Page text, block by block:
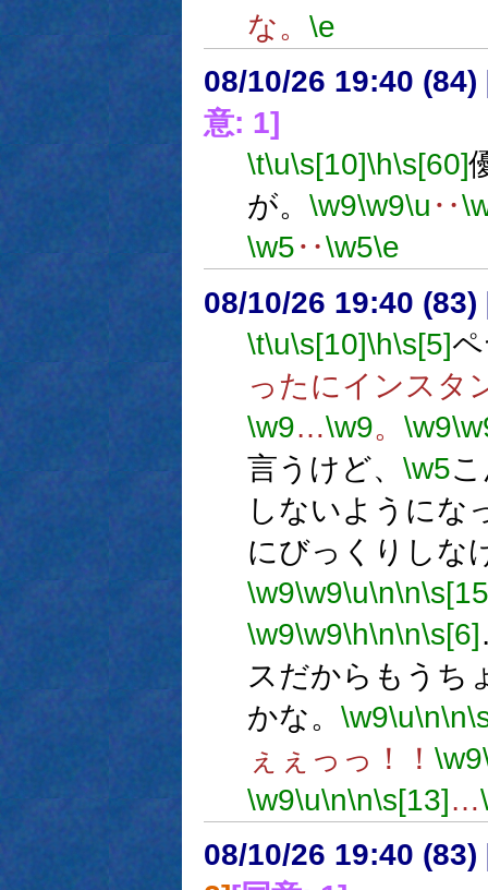
な。 \e
08/10/26 19:40 (84)
意: 1]
\t\u\s[10]\h\s[60]
が。 \w9\w9\u ‥
\w5‥\w5\e
08/10/26 19:40 (83)
\t\u\s[10]\h\s[5]
ったにインスタ
\w9…\w9。 \w9
言うけど、 \w5
しないようにな
にびっくりしな
\w9\w9\u\n\n
\w9\w9\h\n\n\s[6]
スだからもうち
かな。 \w9\u\n\n
ぇぇっっ！！ \w9
\w9\u\n\n\s[13]…
08/10/26 19:40 (83)